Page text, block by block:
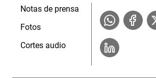
Notas de prensa
Fotos
Cortes audio